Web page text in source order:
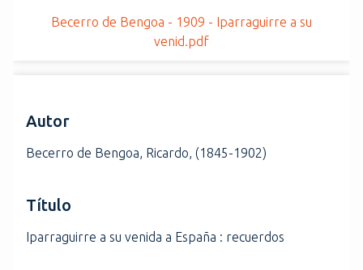
Becerro de Bengoa - 1909 - Iparraguirre a su
venid.pdf
Autor
Becerro de Bengoa, Ricardo, (1845-1902)
Título
Iparraguirre a su venida a España : recuerdos